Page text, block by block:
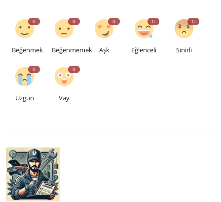
0
Beğenmek
0
Beğenmemek
0
Aşk
0
Eğlenceli
0
Sinirli
0
Üzgün
0
Vay